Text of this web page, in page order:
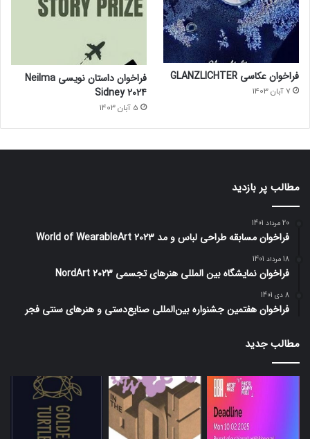
فراخوان عکاسی GLANZLICHTER
7 آبان 1403
فراخوان داستان نویسی Neilma
Sidney 2024
5 آبان 1403
مطالب پر بازدید
20 مرداد 1401
فراخوان مسابقه طراحی لباس و مد World of WearableArt 2023
18 مرداد 1401
فراخوان نمایشگاه بین المللی هنرهای تجسمی NordArt 2023
8 دی 1401
فراخوان هفتمین جشنواره بین‌المللی صنایع‌دستی و هنرهای سنتی فجر
مطالب جدید